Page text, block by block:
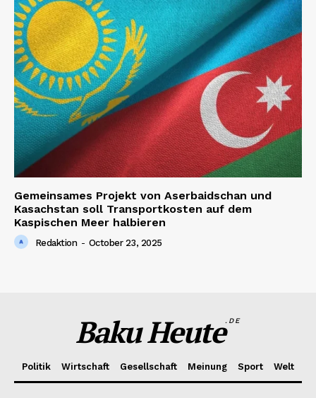
Gemeinsames Projekt von Aserbaidschan und
Kasachstan soll Transportkosten auf dem
Kaspischen Meer halbieren
Redaktion - October 23, 2025
Baku Heute.DE
Politik Wirtschaft Gesellschaft Meinung Sport Welt